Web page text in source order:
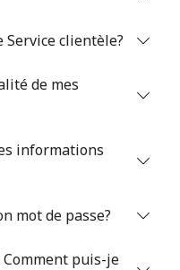
Aucun mot de passe créé
clientèle?
de mes
informations
mot de passe?
Comment puis-je